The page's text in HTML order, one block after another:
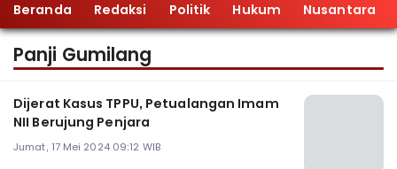
Beranda Redaksi Politik Hukum Nusantara
Panji Gumilang
Dijerat Kasus TPPU, Petualangan Imam
NII Berujung Penjara
Jumat, 17 Mei 2024 09:12 WIB